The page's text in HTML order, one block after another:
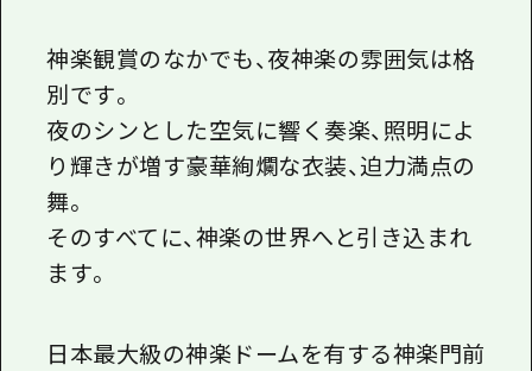
神楽観賞のなかでも、夜神楽の雰囲気は格
別です。
夜のシンとした空気に響く奏楽、照明によ
り輝きが増す豪華絢爛な衣装、迫力満点の
舞――。
そのすべてに、神楽の世界へと引き込まれ
ます。
日本最大級の神楽ドームを有する神楽門前